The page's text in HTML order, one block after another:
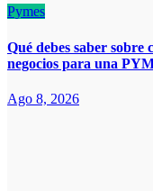
Pymes
Qué debes saber sobre
negocios para una
Ago 8, 2026